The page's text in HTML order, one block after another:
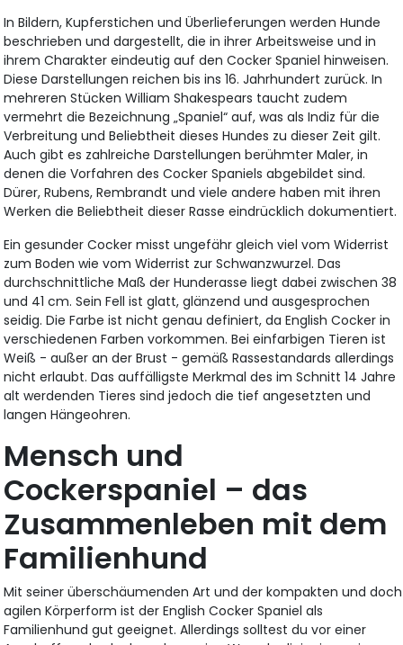
In Bildern, Kupferstichen und Überlieferungen werden Hunde
beschrieben und dargestellt, die in ihrer Arbeitsweise und in
ihrem Charakter eindeutig auf den Cocker Spaniel hinweisen.
Diese Darstellungen reichen bis ins 16. Jahrhundert zurück. In
mehreren Stücken William Shakespears taucht zudem
vermehrt die Bezeichnung „Spaniel“ auf, was als Indiz für die
Verbreitung und Beliebtheit dieses Hundes zu dieser Zeit gilt.
Auch gibt es zahlreiche Darstellungen berühmter Maler, in
denen die Vorfahren des Cocker Spaniels abgebildet sind.
Dürer, Rubens, Rembrandt und viele andere haben mit ihren
Werken die Beliebtheit dieser Rasse eindrücklich dokumentiert.
Ein gesunder Cocker misst ungefähr gleich viel vom Widerrist
zum Boden wie vom Widerrist zur Schwanzwurzel. Das
durchschnittliche Maß der Hunderasse liegt dabei zwischen 38
und 41 cm. Sein Fell ist glatt, glänzend und ausgesprochen
seidig. Die Farbe ist nicht genau definiert, da English Cocker in
verschiedenen Farben vorkommen. Bei einfarbigen Tieren ist
Weiß - außer an der Brust - gemäß Rassestandards allerdings
nicht erlaubt. Das auffälligste Merkmal des im Schnitt 14 Jahre
alt werdenden Tieres sind jedoch die tief angesetzten und
langen Hängeohren.
Mensch und
Cockerspaniel – das
Zusammenleben mit dem
Familienhund
Mit seiner überschäumenden Art und der kompakten und doch
agilen Körperform ist der English Cocker Spaniel als
Familienhund gut geeignet. Allerdings solltest du vor einer